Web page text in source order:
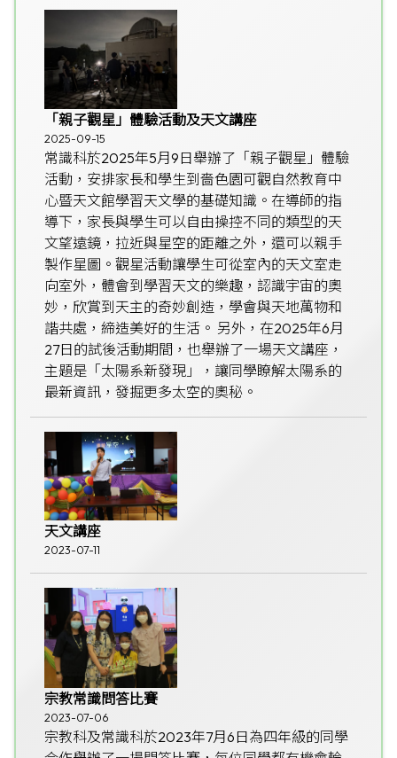
「親子觀星」體驗活動及天文講座
2025-09-15
常識科於2025年5月9日舉辦了「親子觀星」體驗
活動，安排家長和學生到嗇色園可觀自然教育中
心暨天文館學習天文學的基礎知識。在導師的指
導下，家長與學生可以自由操控不同的類型的天
文望遠鏡，拉近與星空的距離之外，還可以親手
製作星圖。觀星活動讓學生可從室內的天文室走
向室外，體會到學習天文的樂趣，認識宇宙的奧
妙，欣賞到天主的奇妙創造，學會與天地萬物和
諧共處，締造美好的生活。 另外，在2025年6月
27日的試後活動期間，也舉辦了一場天文講座，
主題是「太陽系新發現」，讓同學瞭解太陽系的
最新資訊，發掘更多太空的奧秘。
天文講座
2023-07-11
宗教常識問答比賽
2023-07-06
宗教科及常識科於2023年7月6日為四年級的同學